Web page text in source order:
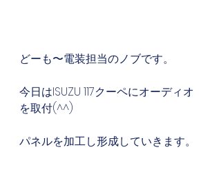
どーも〜電装担当のノブです。
今日はISUZU 117クーペにオーディオ
を取付(^^)
パネルを加工し形成していきます。